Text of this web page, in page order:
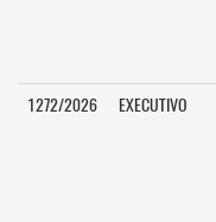
1272/2026
EXECUTIVO